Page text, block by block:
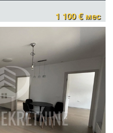
1 100 € мес